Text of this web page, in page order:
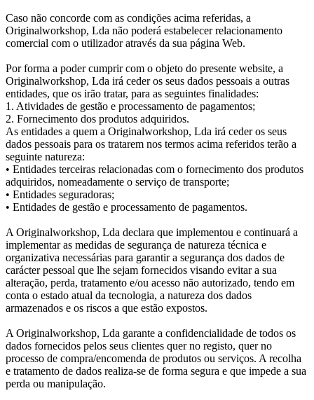
Caso não concorde com as condições acima referidas, a
Originalworkshop, Lda não poderá estabelecer relacionamento
comercial com o utilizador através da sua página Web.
Por forma a poder cumprir com o objeto do presente website, a
Originalworkshop, Lda irá ceder os seus dados pessoais a outras
entidades, que os irão tratar, para as seguintes finalidades:
1. Atividades de gestão e processamento de pagamentos;
2. Fornecimento dos produtos adquiridos.
As entidades a quem a Originalworkshop, Lda irá ceder os seus
dados pessoais para os tratarem nos termos acima referidos terão a
seguinte natureza:
• Entidades terceiras relacionadas com o fornecimento dos produtos
adquiridos, nomeadamente o serviço de transporte;
• Entidades seguradoras;
• Entidades de gestão e processamento de pagamentos.
A Originalworkshop, Lda declara que implementou e continuará a
implementar as medidas de segurança de natureza técnica e
organizativa necessárias para garantir a segurança dos dados de
carácter pessoal que lhe sejam fornecidos visando evitar a sua
alteração, perda, tratamento e/ou acesso não autorizado, tendo em
conta o estado atual da tecnologia, a natureza dos dados
armazenados e os riscos a que estão expostos.
A Originalworkshop, Lda garante a confidencialidade de todos os
dados fornecidos pelos seus clientes quer no registo, quer no
processo de compra/encomenda de produtos ou serviços. A recolha
e tratamento de dados realiza-se de forma segura e que impede a sua
perda ou manipulação.